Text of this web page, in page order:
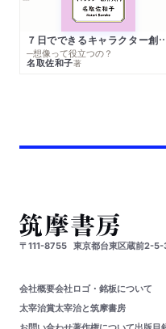
７日でできるキャ
─想像って役立つの？
名取佐和子著
〒111-8755 東京都台東区蔵前2-
会社概要会社ロゴ・銘板について
太宰治賞太宰治と筑摩書房